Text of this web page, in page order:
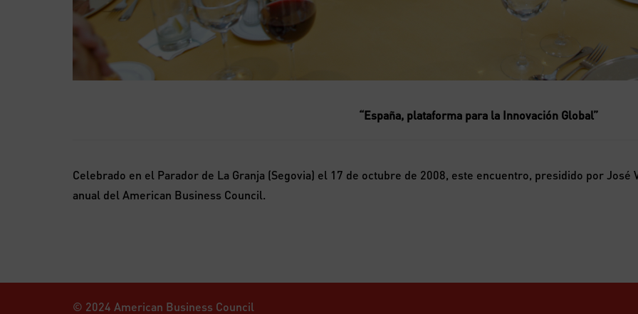
“España, plataforma para la Innovación Global”
Celebrado en el Parador de La Granja (Segovia) el 17 de octubre de 2008, este encuentro, presidido por
anual del American Business Council.
© 2024 American Business Council